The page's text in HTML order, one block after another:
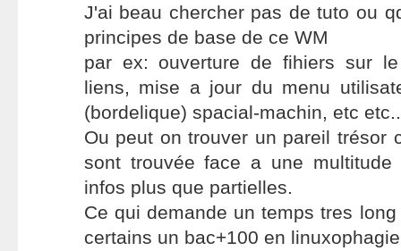
J'ai beau chercher pas de tuto ou
principes de base de ce WM
par ex: ouverture de fihiers sur
liens, mise a jour du menu
(bordelique) spacial-machin, etc etc..
Ou peut on trouver un pareil trésor
sont trouvée face a une
infos plus que partielles.
Ce qui demande un temps tres
certains un bac+100 en